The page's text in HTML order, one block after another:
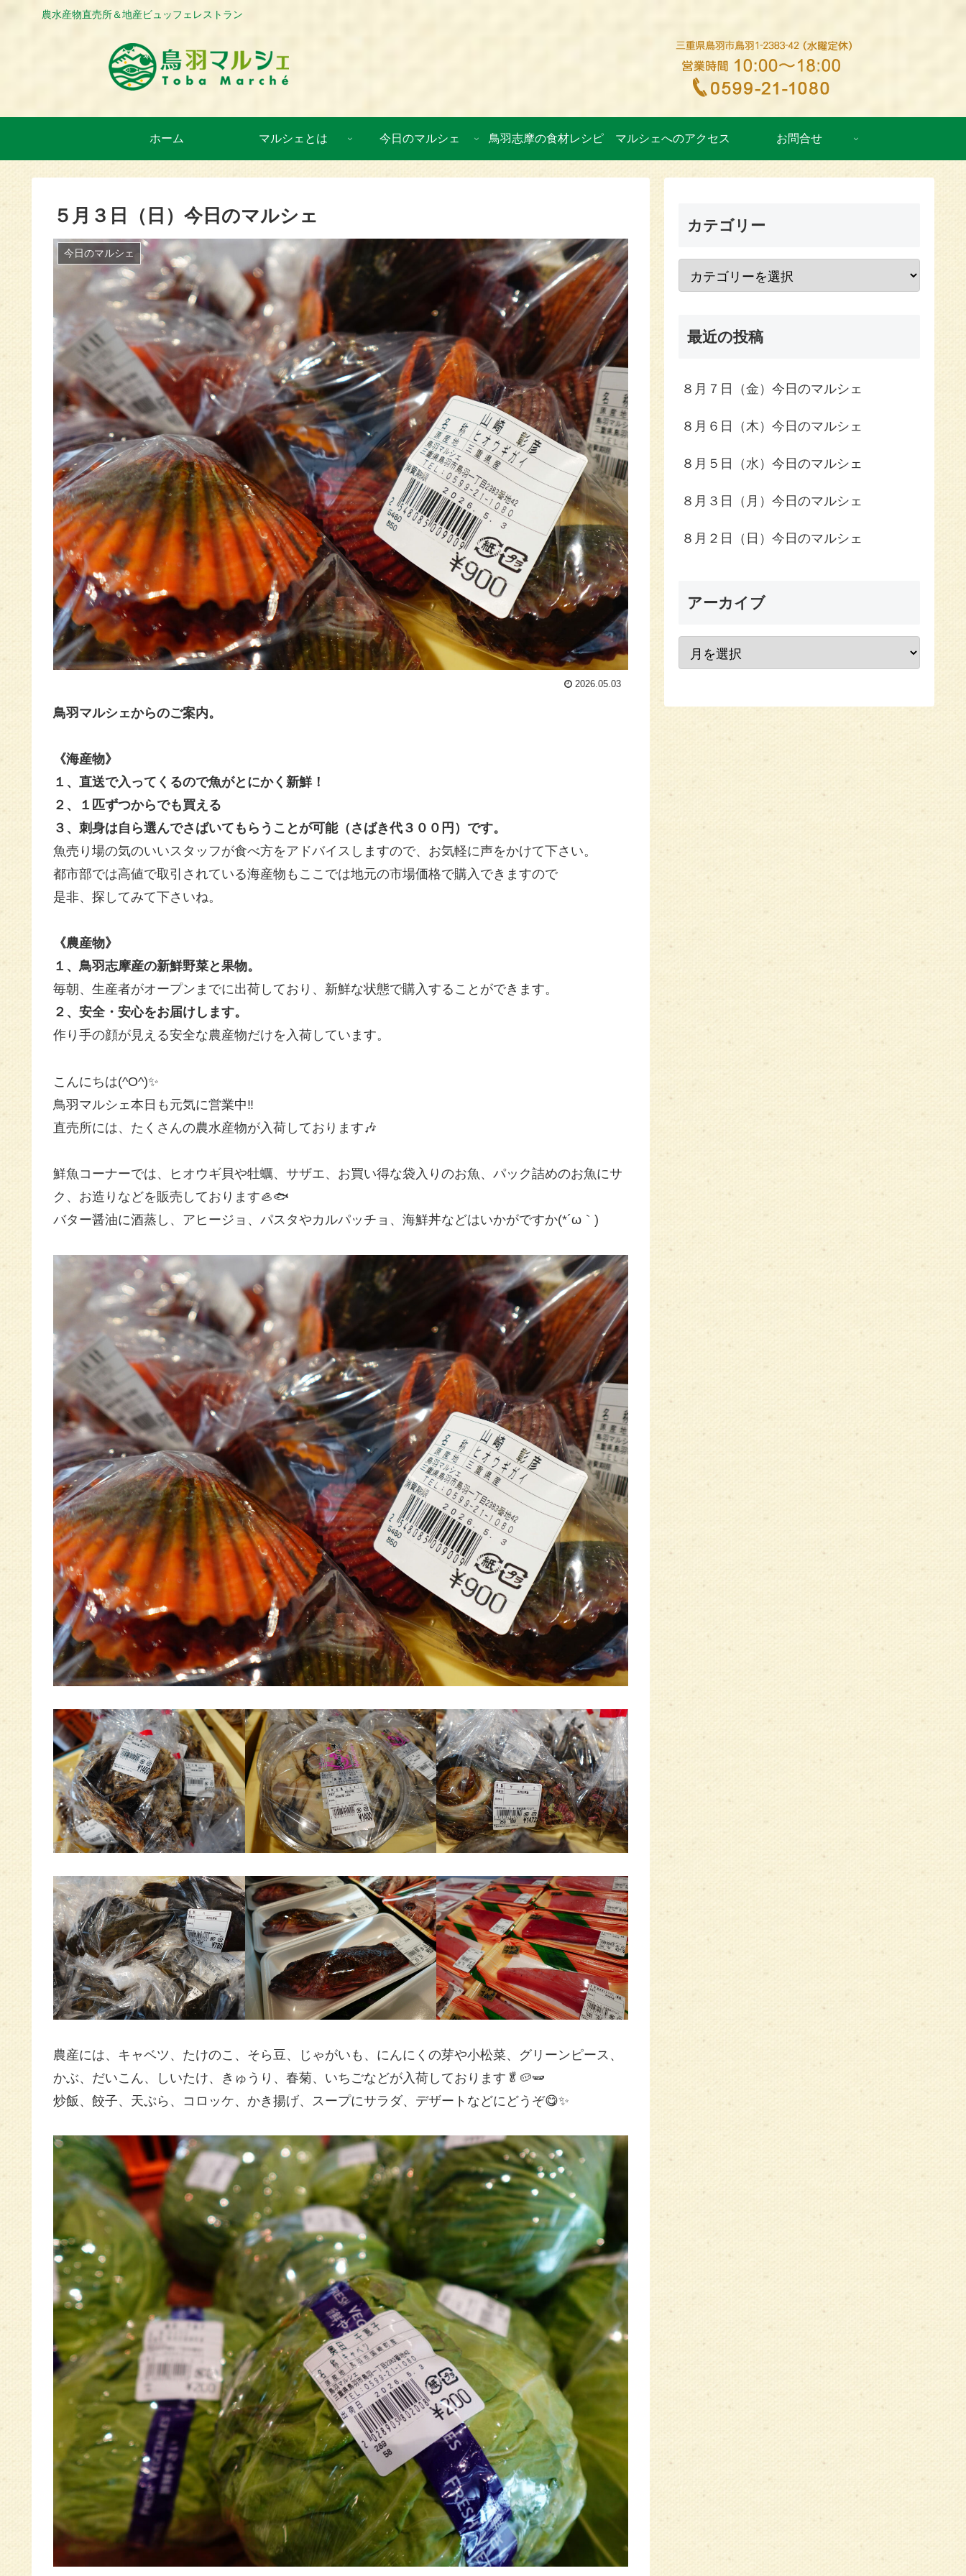
農水産物直売所＆地産ビュッフェレストラン
ホーム マルシェとは 今日のマルシェ 鳥羽志摩の食材レシピ マルシェへのアクセス お問合せ
５月３日（日）今日のマルシェ
今日のマルシェ
2026.05.03
鳥羽マルシェからのご案内。
《海産物》
１、直送で入ってくるので魚がとにかく新鮮！
２、１匹ずつからでも買える
３、刺身は自ら選んでさばいてもらうことが可能（さばき代３００円）です。
魚売り場の気のいいスタッフが食べ方をアドバイスしますので、お気軽に声をかけて下さい。
都市部では高値で取引されている海産物もここでは地元の市場価格で購入できますので
是非、探してみて下さいね。
《農産物》
１、鳥羽志摩産の新鮮野菜と果物。
毎朝、生産者がオープンまでに出荷しており、新鮮な状態で購入することができます。
２、安全・安心をお届けします。
作り手の顔が見える安全な農産物だけを入荷しています。
こんにちは(^O^)✨
鳥羽マルシェ本日も元気に営業中‼️
直売所には、たくさんの農水産物が入荷しております🎶
鮮魚コーナーでは、ヒオウギ貝や牡蠣、サザエ、お買い得な袋入りのお魚、パック詰めのお魚にサ
ク、お造りなどを販売しております🦪🐟
バター醤油に酒蒸し、アヒージョ、パスタやカルパッチョ、海鮮丼などはいかがですか(*´ω｀)
農産には、キャベツ、たけのこ、そら豆、じゃがいも、にんにくの芽や小松菜、グリーンピース、
かぶ、だいこん、しいたけ、きゅうり、春菊、いちごなどが入荷しております🥬🥔🫛
炒飯、餃子、天ぷら、コロッケ、かき揚げ、スープにサラダ、デザートなどにどうぞ😋✨
カテゴリー
最近の投稿
８月７日（金）今日のマルシェ
８月６日（木）今日のマルシェ
８月５日（水）今日のマルシェ
８月３日（月）今日のマルシェ
８月２日（日）今日のマルシェ
アーカイブ